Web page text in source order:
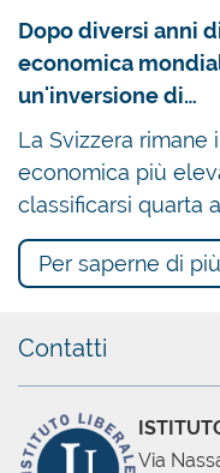
Dopo diversi anni
economica
un'inversione di…
La Svizzera rimane
economica più
classificarsi quarta
Per saperne di più
Contatti
Via